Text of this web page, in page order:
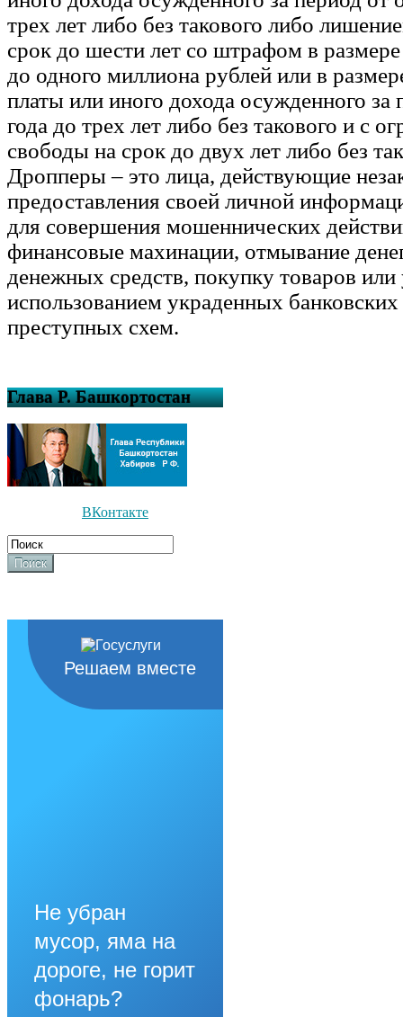
трех лет либо без такового либо
срок до шести лет со штрафом в
до одного миллиона рублей или в
платы или иного дохода осужденного за
года до трех лет либо без такового и с
свободы на срок до двух лет либо без
Дропперы – это лица, действующие
предоставления своей личной
для совершения мошеннических
финансовые махинации, отмывание
денежных средств, покупку товаров или
использованием украденных
преступных схем.
Глава Р. Башкортостан
ВКонтакте
Поиск
Решаем вместе
Не убран
мусор, яма на
дороге, не горит
фонарь?